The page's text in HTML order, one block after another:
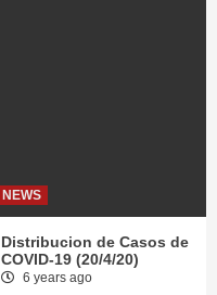
NEWS
Distribucion de Casos de
COVID-19 (20/4/20)
6 years ago